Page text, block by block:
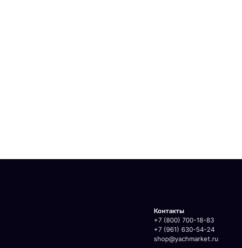
Контакты
+7 (800) 700-18-83
+7 (961) 630-54-24
shop@yachmarket.ru